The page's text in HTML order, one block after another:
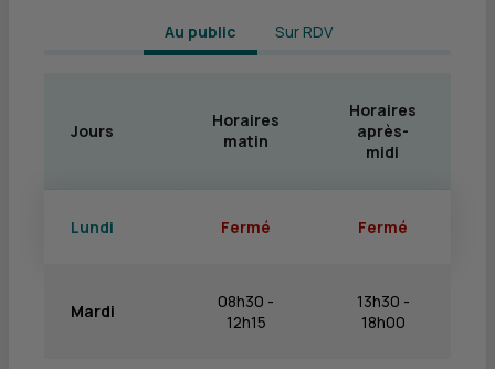
Au public Sur RDV
Jours
Horaires
matin
Horaires
après-
midi
Lundi Fermé Fermé
Mardi
08h30 -
12h15
13h30 -
18h00